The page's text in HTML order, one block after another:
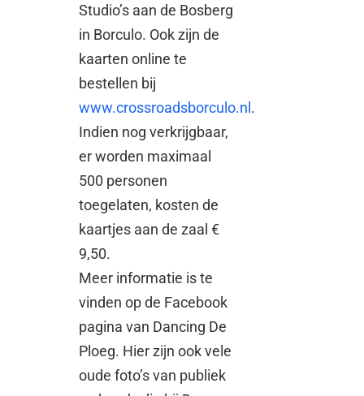
Studio’s aan de Bosberg
in Borculo. Ook zijn de
kaarten online te
bestellen bij
www.crossroadsborculo.nl .
Indien nog verkrijgbaar,
er worden maximaal
500 personen
toegelaten, kosten de
kaartjes aan de zaal €
9,50.
Meer informatie is te
vinden op de Facebook
pagina van Dancing De
Ploeg. Hier zijn ook vele
oude foto’s van publiek